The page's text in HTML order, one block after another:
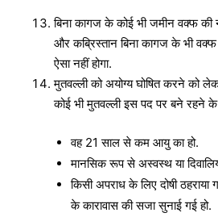
बिना कागज के कोई भी जमीन वक्फ की
और कब्रिस्तान बिना कागज के भी
ऐसा नहीं होगा.
मुतवल्ली को अयोग्य घोषित करने को
कोई भी मुतवल्ली इस पद पर बने रहने के
वह 21 साल से कम आयु का हो.
मानसिक रूप से अस्वस्थ या
किसी अपराध के लिए दोषी
के कारावास की सजा सुनाई गई हो.